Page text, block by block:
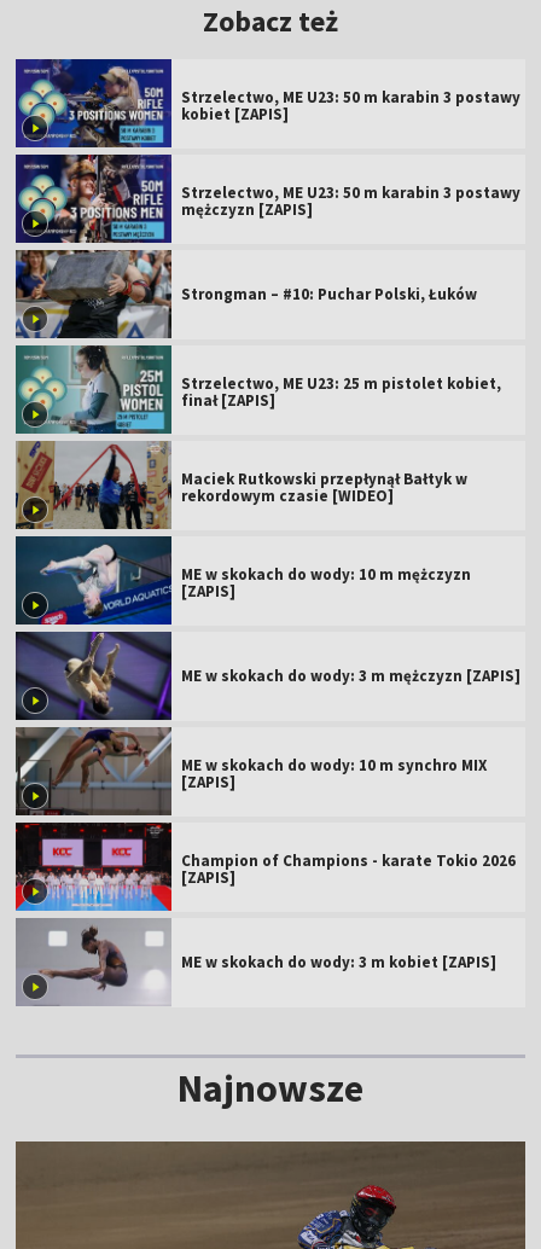
Zobacz też
Strzelectwo, ME U23: 50 m karabin 3 postawy
kobiet [ZAPIS]
Strzelectwo, ME U23: 50 m karabin 3 postawy
mężczyzn [ZAPIS]
Strongman – #10: Puchar Polski, Łuków
Strzelectwo, ME U23: 25 m pistolet kobiet,
finał [ZAPIS]
Maciek Rutkowski przepłynął Bałtyk w
rekordowym czasie [WIDEO]
ME w skokach do wody: 10 m mężczyzn
[ZAPIS]
ME w skokach do wody: 3 m mężczyzn [ZAPIS]
ME w skokach do wody: 10 m synchro MIX
[ZAPIS]
Champion of Champions - karate Tokio 2026
[ZAPIS]
ME w skokach do wody: 3 m kobiet [ZAPIS]
Najnowsze